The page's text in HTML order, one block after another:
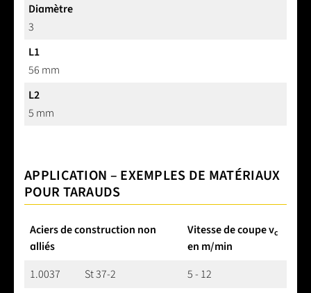
Diamètre
3
L1
56 mm
L2
5 mm
APPLICATION – EXEMPLES DE MATÉRIAUX
POUR TARAUDS
Aciers de construction non
alliés
Vitesse de coupe vc
en m/min
1.0037
St 37-2 5 - 12